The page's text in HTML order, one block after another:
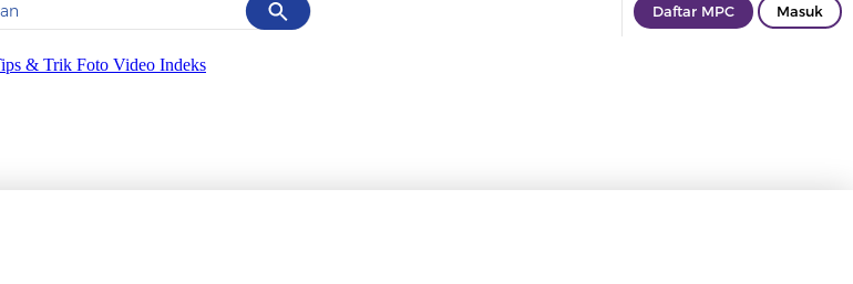
Cancel
ramai dicari
Daftar MPC Masuk
& Trik Foto Video Indeks